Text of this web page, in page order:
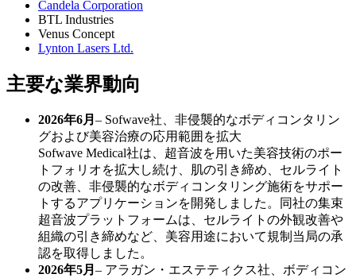
Candela Corporation
BTL Industries
Venus Concept
Lynton Lasers Ltd.
主要な業界動向
2026年6月 – Sofwave社、非侵襲的なボディコンタリン
グおよび美容治療の応用範囲を拡大
Sofwave Medical社は、超音波を用いた美容技術のポー
トフォリオを拡大し続け、肌の引き締め、セルライト
の改善、非侵襲的なボディコンタリング施術をサポー
トするアプリケーションを開発しました。同社の集束
超音波プラットフォームは、セルライトの外観改善や
組織の引き締めなど、美容用途において規制当局の承
認を取得しました。
2026年5月 – アラガン・エステティクス社、ボディコン